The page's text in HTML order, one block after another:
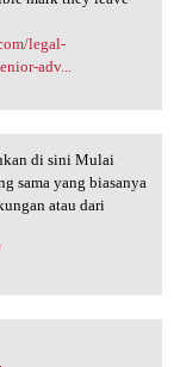
legal-
adv...
di sini Mulai
sama yang biasanya
atau dari